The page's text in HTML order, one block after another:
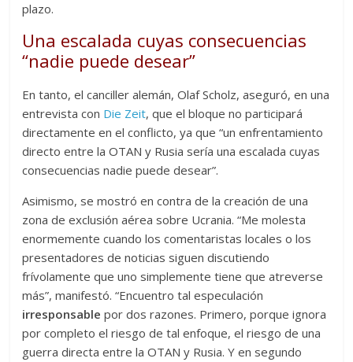
plazo.
Una escalada cuyas consecuencias
“nadie puede desear”
En tanto, el canciller alemán, Olaf Scholz, aseguró, en una
entrevista con Die Zeit, que el bloque no participará
directamente en el conflicto, ya que “un enfrentamiento
directo entre la OTAN y Rusia sería una escalada cuyas
consecuencias nadie puede desear”.
Asimismo, se mostró en contra de la creación de una
zona de exclusión aérea sobre Ucrania. “Me molesta
enormemente cuando los comentaristas locales o los
presentadores de noticias siguen discutiendo
frívolamente que uno simplemente tiene que atreverse
más”, manifestó. “Encuentro tal especulación
irresponsable por dos razones. Primero, porque ignora
por completo el riesgo de tal enfoque, el riesgo de una
guerra directa entre la OTAN y Rusia. Y en segundo